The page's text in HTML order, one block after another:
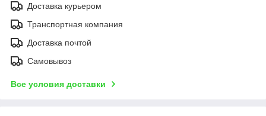
Доставка курьером
Транспортная компания
Доставка почтой
Самовывоз
Все условия доставки